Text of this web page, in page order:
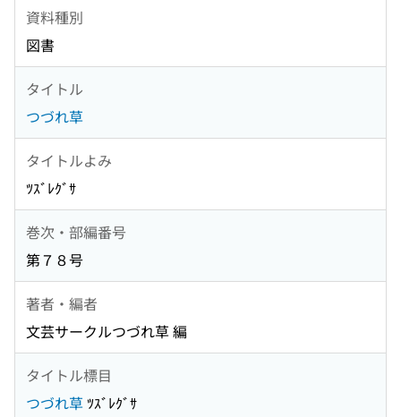
資料種別
図書
タイトル
つづれ草
タイトルよみ
ﾂｽﾞﾚｸﾞｻ
巻次・部編番号
第７８号
著者・編者
文芸サークルつづれ草 編
タイトル標目
つづれ草 ﾂｽﾞﾚｸﾞｻ